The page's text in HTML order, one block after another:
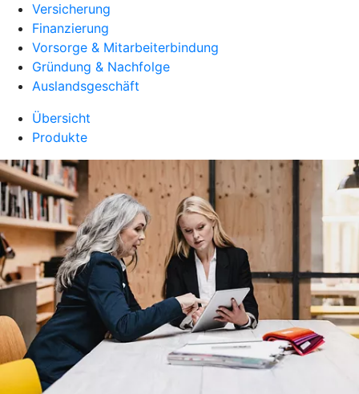
Versicherung
Finanzierung
Vorsorge & Mitarbeiterbindung
Gründung & Nachfolge
Auslandsgeschäft
Übersicht
Produkte